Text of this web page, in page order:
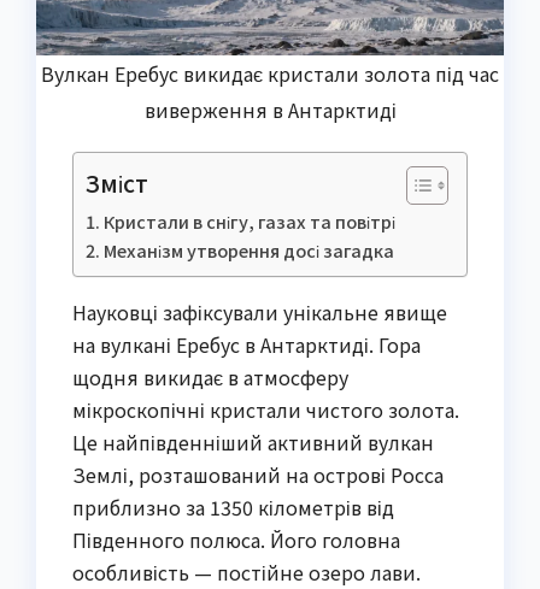
Вулкан Еребус викидає кристали золота під час
виверження в Антарктиді
Зміст
Кристали в снігу, газах та повітрі
Механізм утворення досі загадка
Науковці зафіксували унікальне явище
на вулкані Еребус в Антарктиді. Гора
щодня викидає в атмосферу
мікроскопічні кристали чистого золота.
Це найпівденніший активний вулкан
Землі, розташований на острові Росса
приблизно за 1350 кілометрів від
Південного полюса. Його головна
особливість — постійне озеро лави.